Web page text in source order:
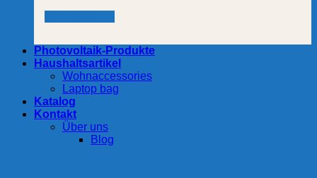
Photovoltaik-Produkte
Haushaltsartikel
Wohnaccessories
Laptop bag
Katalog
Kontakt
Über uns
Blog